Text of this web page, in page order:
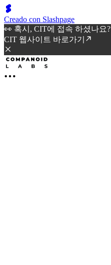
Creado con Slashpage
👀 혹시, CIT에 접속 하셨나요?
CIT 웹사이트 바로가기